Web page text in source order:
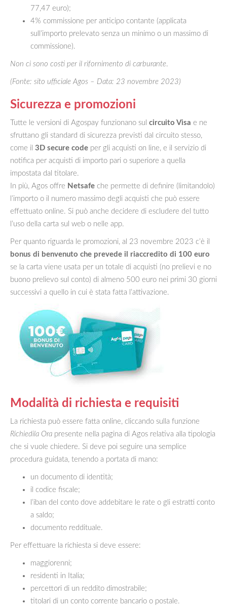
77,47 euro);
4% commissione per anticipo contante (applicata
sull’importo prelevato senza un minimo o un massimo di
commissione).
Non ci sono costi per il rifornimento di carburante.
(Fonte: sito ufficiale Agos – Data: 23 novembre 2023)
Sicurezza e promozioni
Tutte le versioni di Agospay funzionano sul circuito Visa e ne
sfruttano gli standard di sicurezza previsti dal circuito stesso,
come il 3D secure code per gli acquisti on line, e il servizio di
notifica per acquisti di importo pari o superiore a quella
impostata dal titolare.
In più, Agos offre Netsafe che permette di definire (limitandolo)
l’importo o il numero massimo degli acquisti che può essere
effettuato online. Si può anche decidere di escludere del tutto
l’uso della carta sul web o nelle app.
Per quanto riguarda le promozioni, al 23 novembre 2023 c’è il
bonus di benvenuto che prevede il riaccredito di 100 euro
se la carta viene usata per un totale di acquisti (no prelievi e no
buono prelievo sul conto) di almeno 500 euro nei primi 30 giorni
successivi a quello in cui è stata fatta l’attivazione.
Modalità di richiesta e requisiti
La richiesta può essere fatta online, cliccando sulla funzione
Richiedila Ora presente nella pagina di Agos relativa alla tipologia
che si vuole chiedere. Si deve poi seguire una semplice
procedura guidata, tenendo a portata di mano:
un documento di identità;
il codice fiscale;
l’iban del conto dove addebitare le rate o gli estratti conto
a saldo;
documento reddituale.
Per effettuare la richiesta si deve essere:
maggiorenni;
residenti in Italia;
percettori di un reddito dimostrabile;
titolari di un conto corrente bancario o postale.